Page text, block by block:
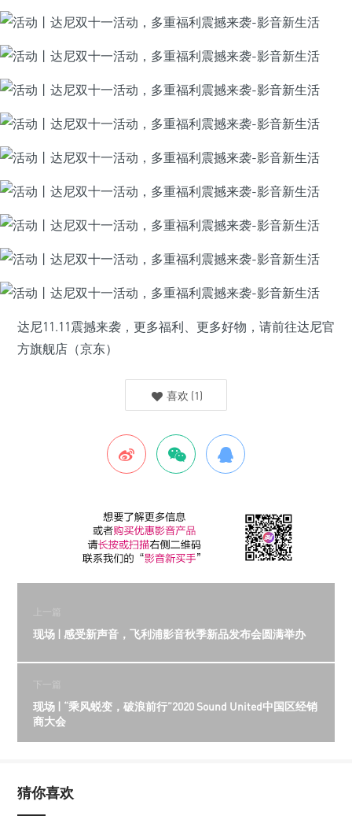
达尼11.11震撼来袭，更多福利、更多好物，请前往达尼官
方旗舰店（京东）
喜欢 (1)
上一篇
现场 | 感受新声音，飞利浦影音秋季新品发布会圆满举办
下一篇
现场 | “乘风蜕变，破浪前行”2020 Sound United中国区经销
商大会
猜你喜欢